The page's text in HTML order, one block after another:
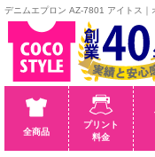
デニムエプロン AZ-7801 アイトス
全商品
プリント
料金